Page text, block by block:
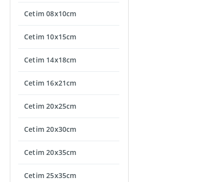
Cetim 08x10cm
Cetim 10x15cm
Cetim 14x18cm
Cetim 16x21cm
Cetim 20x25cm
Cetim 20x30cm
Cetim 20x35cm
Cetim 25x35cm